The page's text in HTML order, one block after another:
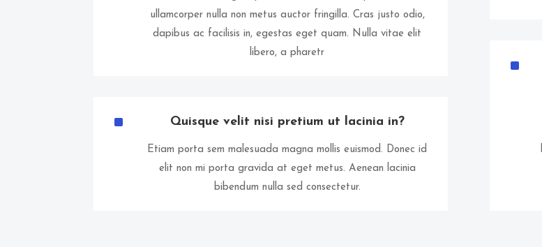
ullamcorper nulla non metus auctor fringilla. Cras justo odio,
dapibus ac facilisis in, egestas eget quam. Nulla vitae elit
libero, a pharetr
^ Quisque velit nisi pretium ut lacinia in?
Etiam porta sem malesuada magna mollis euismod. Donec id
elit non mi porta gravida at eget metus. Aenean lacinia
bibendum nulla sed consectetur.
^